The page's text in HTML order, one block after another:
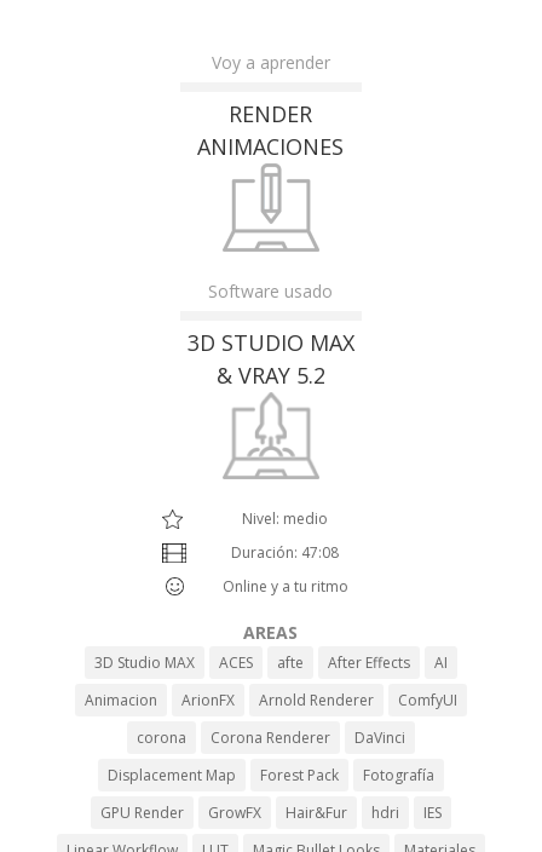
Voy a aprender
RENDER
ANIMACIONES
Software usado
3D STUDIO MAX
& VRAY 5.2
Nivel: medio
Duración: 47:08
Online y a tu ritmo
AREAS
3D Studio MAX ACES afte After Effects
AI
Animacion
ArionFX Arnold Renderer
ComfyUI
corona
Corona Renderer
DaVinci
Displacement Map
Forest Pack
Fotografía
GPU Render
GrowFX Hair&Fur hdri
IES